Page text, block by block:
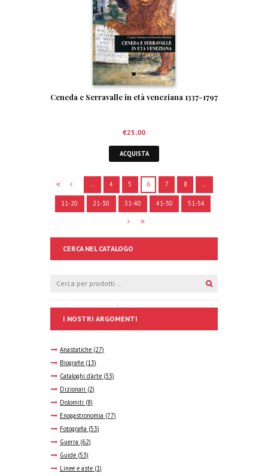
Ceneda e Serravalle in età veneziana 1337-1797
€25,00
ACQUISTA
… 4 5 6 7 8 …
11-20 21-30 31-40 41-50 51-54
CERCA NEL CATALOGO
I NOSTRI ARGOMENTI
Anastatiche (27)
Biografie (13)
Cataloghi d'arte (33)
Dizionari (2)
Dolomiti (8)
Enogastronomia (77)
Fotografia (53)
Guerra (62)
Guide (53)
Linee e aste (1)